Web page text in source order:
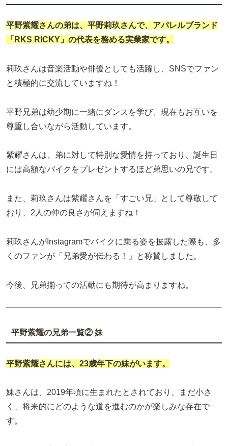
平野紫耀さんの弟は、 平野莉玖 さんで、アパレルブランド
「RKS RICKY」の代表を務める実業家です。
莉玖さんは音楽活動や俳優としても活躍し、SNSでファン
と積極的に交流していますね！
平野兄弟は幼少期に一緒にダンスを学び、現在もお互いを
尊重し合いながら活動しています。
紫耀さんは、弟に対して特別な愛情を持っており、誕生日
には高額なバイクをプレゼントするほど弟思いの兄です。
また、莉玖さんは紫耀さんを「すごい兄」として尊敬して
おり、2人の仲の良さが伺えますね！
莉玖さんがInstagramでバイクに乗る姿を披露した際も、多
くのファンが「兄弟愛が伝わる！」と称賛しました。
今後、兄弟揃っての活動にも期待が高まりますね。
平野紫耀の兄弟一覧② 妹
平野紫耀さんには、 23歳年下の妹がいます。
妹さんは、2019年頃に生まれたとされており、まだ小さ
く、将来的にどのような道を進むのかが楽しみな存在で
す。